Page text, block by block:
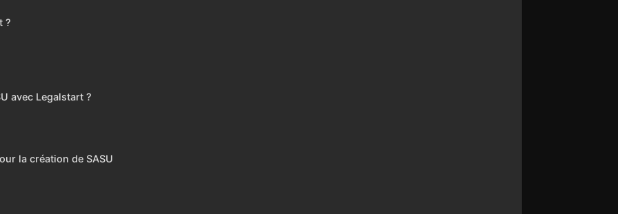
?
avec Legalstart ?
la création de SASU